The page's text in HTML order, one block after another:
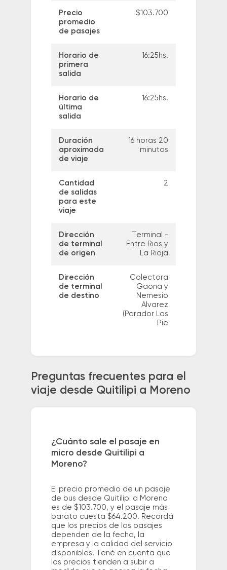
Precio
promedio
de pasajes
$103.700
Horario de
primera
salida
16:25hs.
Horario de
última
salida
16:25hs.
Duración
aproximada
de viaje
16 horas 20
minutos
Cantidad
de salidas
para este
viaje
2
Dirección
de terminal
de origen
Terminal -
Entre Rios y
La Rioja
Dirección
de terminal
de destino
Colectora
Gaona y
Nemesio
Alvarez
(Parador Las
Pie
Preguntas frecuentes para el
viaje desde Quitilipi a Moreno
¿Cuánto sale el pasaje en
micro desde Quitilipi a
Moreno?
El precio promedio de un pasaje
de bus desde Quitilipi a Moreno
es de $103.700, y el pasaje más
barato cuesta $64.200. Recordá
que los precios de los pasajes
dependen de la fecha, la
empresa y la calidad del servicio
disponibles. Tené en cuenta que
los precios tienden a subir a